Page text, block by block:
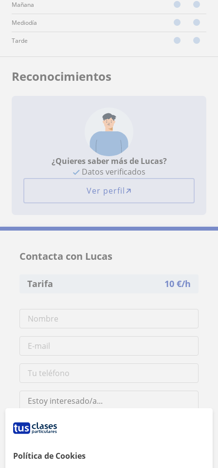
Mañana
Mediodía
Tarde
Reconocimientos
¿Quieres saber más de Lucas?
Datos verificados
Ver perfil
Contacta con Lucas
Tarifa 10 €/h
Al hacer clic, aceptas nuestro
Política de Cookies